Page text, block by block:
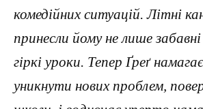
комедійних ситуацій. Літні
принесли йому не лише
гіркі уроки. Тепер Ґреґ
уникнути нових проблем,